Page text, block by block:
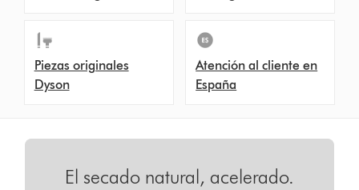
Piezas originales
Dyson
Atención al cliente en
España
El secado natural, acelerado.